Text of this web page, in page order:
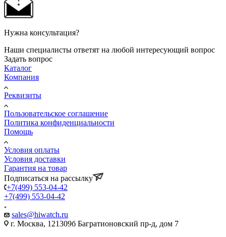
Нужна консультация?
Наши специалисты ответят на любой интересующий вопрос
Задать вопрос
Каталог
Компания
Реквизиты
Пользовательское соглашение
Политика конфиденциальности
Помощь
Условия оплаты
Условия доставки
Гарантия на товар
Подписаться на рассылку
+7(499) 553-04-42
+7(499) 553-04-42
sales@hiwatch.ru
г. Москва, 121309б Багратионовский пр-д, дом 7